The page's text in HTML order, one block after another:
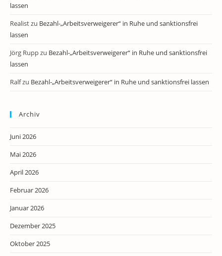
lassen
Realistzu Bezahl-„Arbeitsverweigerer“ in Ruhe und sanktionsfrei
lassen
Jörg Ruppzu Bezahl-„Arbeitsverweigerer“ in Ruhe und sanktionsfrei
lassen
Ralfzu Bezahl-„Arbeitsverweigerer“ in Ruhe und sanktionsfrei lassen
Archiv
Juni 2026
Mai 2026
April 2026
Februar 2026
Januar 2026
Dezember 2025
Oktober 2025